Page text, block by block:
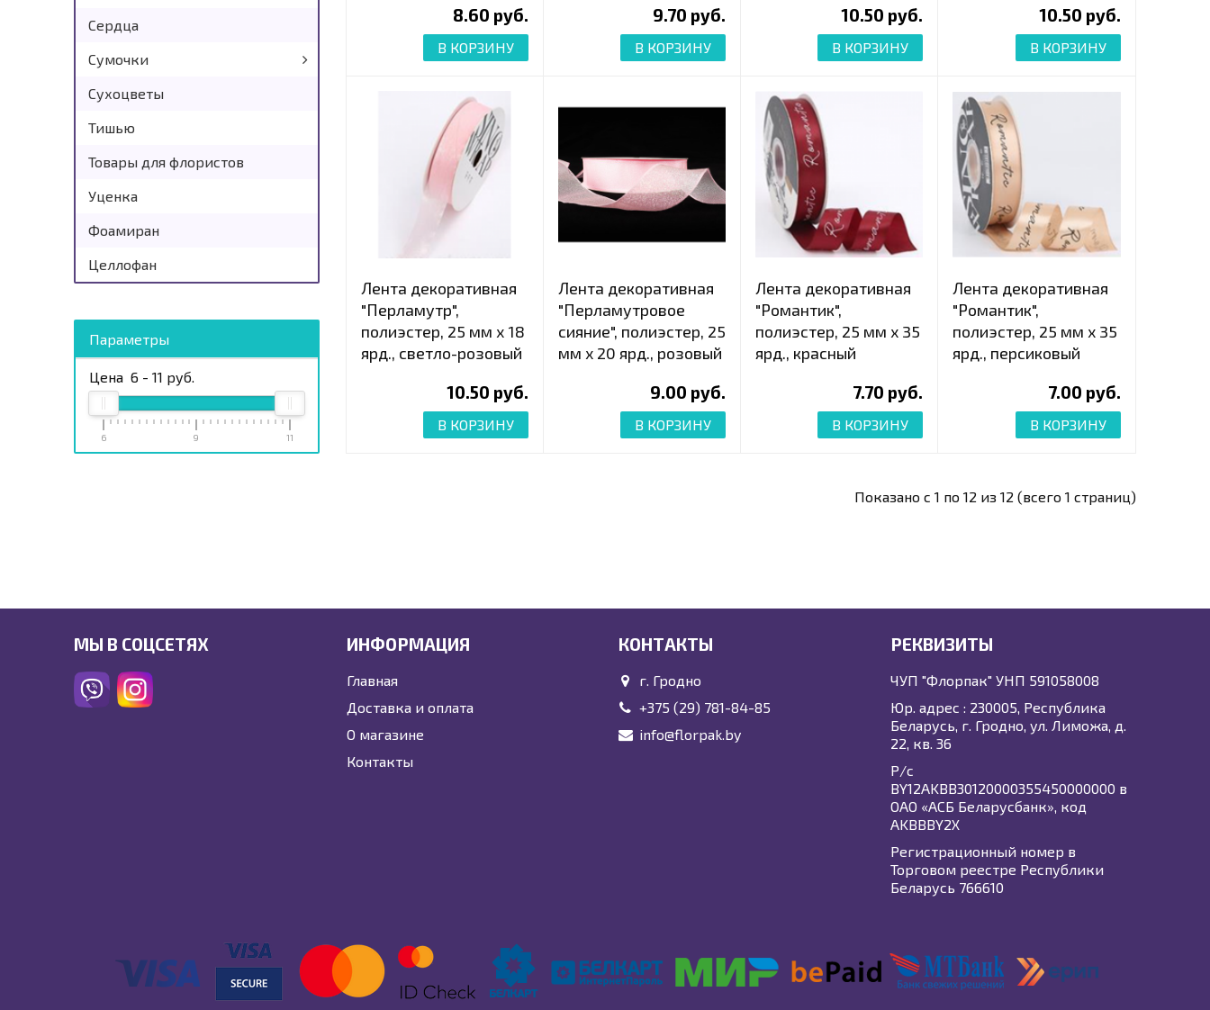
Плёнка в рулонах
ALIZE
YarnArt
Носочная добавка
Сердца
Сумочки
12х8х12,5 см
Квадратные, 12,5х11,5х12,5 см
Малые, 13,5х9,5х15 см
Мини, 9х6,5х10 см
Пакеты
Прямоугольные, 22х10х13 см
Сухоцветы
Тишью
Товары для флористов
Уценка
Фоамиран
Целлофан
Параметры
Цена6 -11 руб.
6 9 11
8.60 руб.
В КОРЗИНУ
9.70 руб.
В КОРЗИНУ
10.50 руб.
В КОРЗИНУ
10.50 руб.
В КОРЗИНУ
Лента декоративная
"Перламутр",
полиэстер, 25 мм х 18
ярд., светло-розовый
10.50 руб.
В КОРЗИНУ
Лента декоративная
"Перламутровое
сияние", полиэстер, 25
мм х 20 ярд., розовый
9.00 руб.
В КОРЗИНУ
Лента декоративная
"Романтик",
полиэстер, 25 мм х 35
ярд., красный
7.70 руб.
В КОРЗИНУ
Лента декоративная
"Романтик",
полиэстер, 25 мм х 35
ярд., персиковый
7.00 руб.
В КОРЗИНУ
Показано с 1 по 12 из 12 (всего 1 страниц)
МЫ В СОЦСЕТЯХ ИНФОРМАЦИЯ
Главная
Доставка и оплата
О магазине
Контакты
КОНТАКТЫ
г. Гродно
+375 (29) 781-84-85
info@florpak.by
РЕКВИЗИТЫ
ЧУП "Флорпак" УНП 591058008
Юр. адрес : 230005, Республика
Беларусь, г. Гродно, ул. Лиможа, д.
22, кв. 36
Р/с
BY12AKBB30120000355450000000 в
ОАО «АСБ Беларусбанк», код
AKBBBY2X
Регистрационный номер в
Торговом реестре Республики
Беларусь 766610